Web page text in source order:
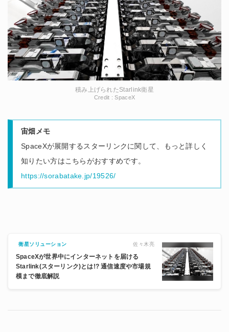
積み上げられたStarlink衛星
Credit : SpaceX
宙畑メモ
SpaceXが展開するスターリンクに関して、もっと詳しく
知りたい方はこちらがおすすめです。
https://sorabatake.jp/19526/
衛星ソリューション 佐々木亮
SpaceXが世界中にインターネットを届ける
Starlink(スターリンク)とは!? 通信速度や市場規
模まで徹底解説